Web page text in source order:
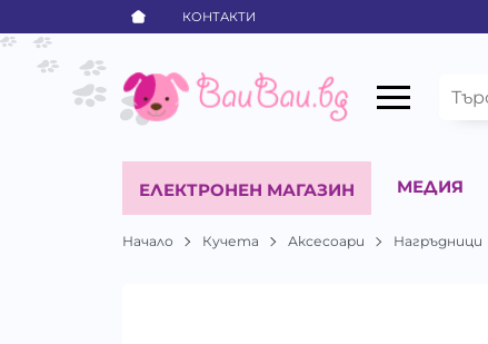
КОНТАКТИ
ЕЛЕКТРОНЕН МАГАЗИН МЕДИЯ
Начало Кучета Аксесоари Нагръдници